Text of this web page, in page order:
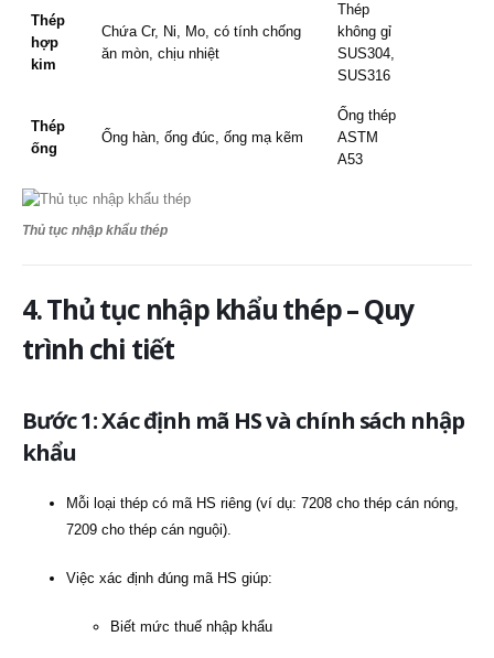
Thép
hợp
kim
Chứa Cr, Ni, Mo, có tính chống
ăn mòn, chịu nhiệt
Thép
không gỉ
SUS304,
SUS316
Thép
ống
Ống hàn, ống đúc, ống mạ kẽm
Ống thép
ASTM
A53
Thủ tục nhập khẩu thép
4. Thủ tục nhập khẩu thép – Quy
trình chi tiết
Bước 1: Xác định mã HS và chính sách nhập
khẩu
Mỗi loại thép có mã HS riêng (ví dụ: 7208 cho thép cán nóng,
7209 cho thép cán nguội).
Việc xác định đúng mã HS giúp:
Biết mức thuế nhập khẩu